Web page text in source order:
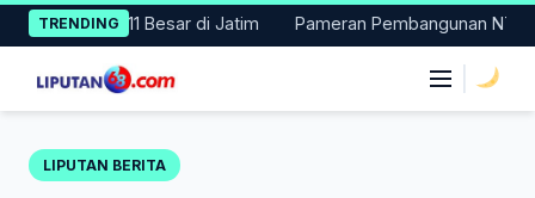
Skip
to
content
TRENDING
Masuk 11 Besar di Jatim Pameran Pembangunan NTT
LIPUTAN BERITA